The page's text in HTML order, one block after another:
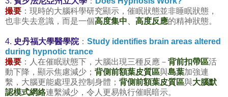
撮要 ：現時的大腦科學研究顯示，催眠狀態並非睡眠狀態，
也非失去意識，而是一個高度集中 高度反應的精神狀態。
4. 史丹福大學醫學院： Study identifies brain areas altered
during hypnotic trance
撮要 ：人在催眠狀態下，大腦出現三種反應－ 背前扣帶區活
動下降，顯示焦慮減少； 背側前額葉皮質區與島葉加強連
繫，大腦更能處理及控制身體； 背側前額葉皮質區與大腦默
認模式網絡連繫減少，令人更易執行催眠暗示。